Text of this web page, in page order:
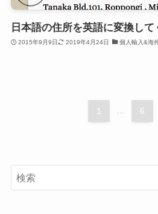
日本語の住所を英語に変換して
2015年9月9日 2019年4月24日 個人輸入&海
1 ... 6